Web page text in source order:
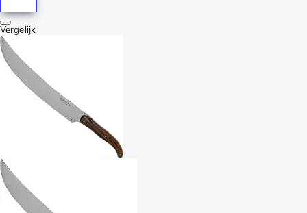
Vergelijk